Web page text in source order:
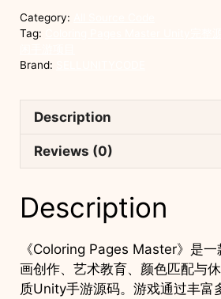
数
字
色
休
项
目
quantity
Category:
Tag:
Brand:
Description
Reviews (0)
Description
《Coloring Pages Master》是
画创作、艺术教育、颜色匹配与
质Unity手游源码。游戏通过丰富